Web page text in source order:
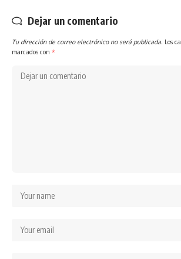
Dejar un comentario
Tu dirección de correo electrónico no será publicada. Los
marcados con *